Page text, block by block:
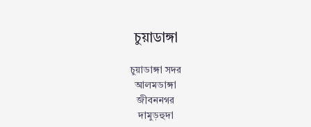
চুয়াডাঙ্গা
চুয়াডাঙ্গা সদর
আলমডাঙ্গা
জীবননগর
দামুড়হুদা